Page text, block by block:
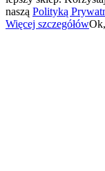
naszą Polityką
Więcej szczegółów